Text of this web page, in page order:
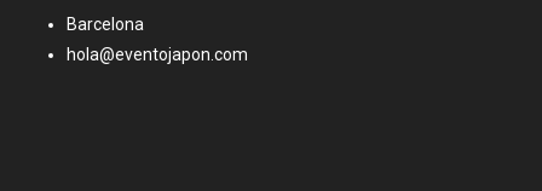
Barcelona
hola@eventojapon.com